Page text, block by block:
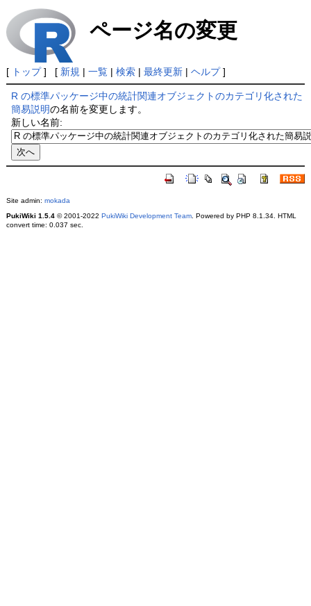
ページ名の変更
[ トップ] [ 新規 | 一覧| 検索| 最終更新| ヘルプ]
R の標準パッケージ中の統計関連オブジェクトのカテゴリ化された
簡易説明の名前を変更します。
新しい名前:
Site admin: mokada
PukiWiki 1.5.4© 2001-2022 PukiWiki Development Team. Powered by PHP 8.1.34. HTML
convert time: 0.037 sec.